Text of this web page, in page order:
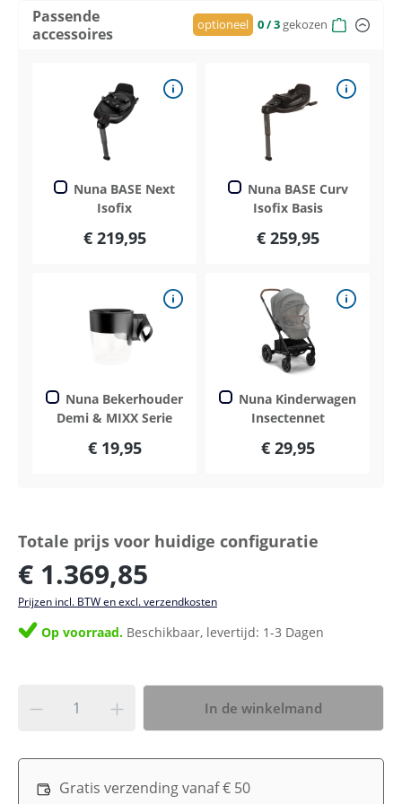
Passende
accessoires
optioneel 0/ 3 gekozen
Nuna BASE Next
Isofix
€ 219,95
Nuna BASE Curv
Isofix Basis
€ 259,95
Nuna Bekerhouder
Demi & MIXX Serie
€ 19,95
Nuna Kinderwagen
Insectennet
€ 29,95
Totale prijs voor huidige configuratie
€ 1.369,85
Prijzen incl. BTW en excl. verzendkosten
Op voorraad. Beschikbaar, levertijd: 1-3 Dagen
In de winkelmand
Gratis verzending vanaf € 50